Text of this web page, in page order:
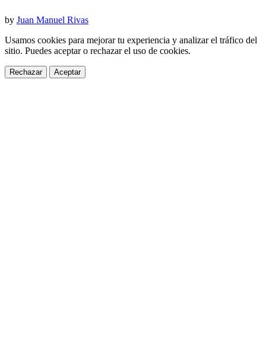
by Juan Manuel Rivas
Usamos cookies para mejorar tu experiencia y analizar el tráfico del
sitio. Puedes aceptar o rechazar el uso de cookies.
Rechazar Aceptar